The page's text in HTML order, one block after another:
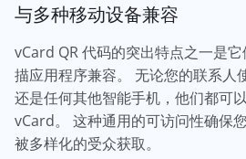
与多种移动设备兼容
vCard QR 代码的突出特点之一是
描应用程序兼容。 无论您的联系
还是任何其他智能手机，他们都可
vCard。 这种通用的可访问性确保
被多样化的受众获取。